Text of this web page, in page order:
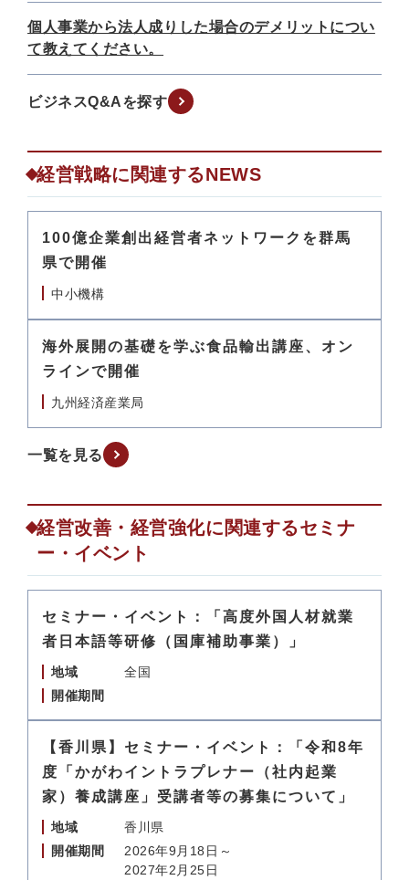
個人事業から法人成りした場合のデメリットについ
て教えてください。
ビジネスQ&Aを探す
経営戦略に関連するNEWS
100億企業創出経営者ネットワークを群馬
県で開催
中小機構
海外展開の基礎を学ぶ食品輸出講座、オン
ラインで開催
九州経済産業局
一覧を見る
経営改善・経営強化に関連するセミナ
ー・イベント
セミナー・イベント：「高度外国人材就業
者日本語等研修（国庫補助事業）」
地域
全国
開催期間
【香川県】セミナー・イベント：「令和8年
度「かがわイントラプレナー（社内起業
家）養成講座」受講者等の募集について」
地域
香川県
開催期間
2026年9月18日～
2027年2月25日